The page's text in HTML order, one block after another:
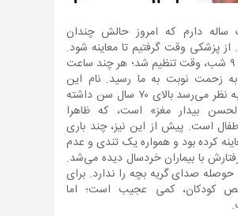
دارم که امروز حالش چندان
از پزشکی وقت گرفتیم تا معاینه شود.
برای ساعت ۹ شب، وقت تنظیم شد؛ هر چند ساعت
زحمت نوبت به ما رسید. نام این
پزشک، که به نظر می‌رسد بالای ۷۰ سال سن داشته
بیدار مغز» است، که ظاهرا
است. پیش از این نیز، چند باری
کرده بود و همواره یک تندی و عدم
با بیماران خردسال دیده می‌شد.
حوصله صدای گریه بچه را ندارد. برای
کودکان، کمی عجیب است؛ اما